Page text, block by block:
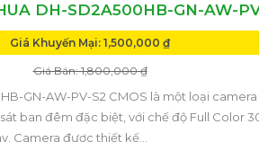
DH-SD2A500HB-GN-AW-
Giá Khuyến Mại: 1,500,000 ₫
Giá Bán: 1,800,000 ₫
GN-AW-PV-S2 CMOS là một loại
ban đêm đặc biệt, với chế độ Full Color
Camera được thiết kế...